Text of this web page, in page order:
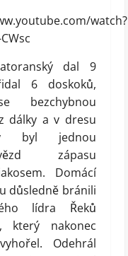
watch?
dal 9
6 doskoků,
bezchybnou
dálky a v dresu
byl jednou
zápasu
Domácí
důsledně bránili
lídra Řeků
který nakonec
Odehrál